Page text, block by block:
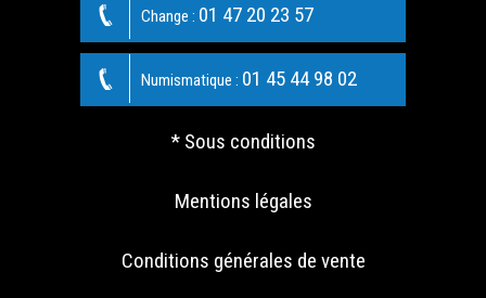
Change : 01 47 20 23 57
Numismatique : 01 45 44 98 02
* Sous conditions
Mentions légales
Conditions générales de vente